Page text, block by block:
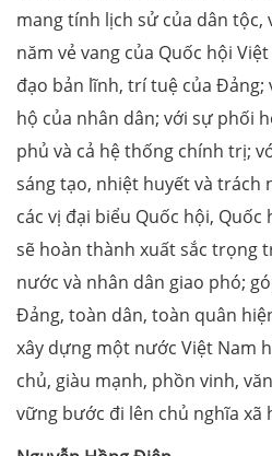
mang tính lịch sử của dân
năm vẻ vang của Quốc hội
đạo bản lĩnh, trí tuệ của Đảng;
hộ của nhân dân; với sự phối
phủ và cả hệ thống chính trị;
sáng tạo, nhiệt huyết và trách
các vị đại biểu Quốc hội, Quốc
sẽ hoàn thành xuất sắc trọng
nước và nhân dân giao phó;
Đảng, toàn dân, toàn quân
xây dựng một nước Việt Nam
chủ, giàu mạnh, phồn vinh,
vững bước đi lên chủ nghĩa xã